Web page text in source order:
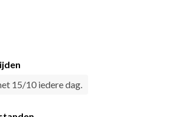
15/10 iedere dag.